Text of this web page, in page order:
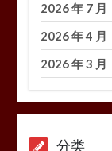
2026 年 7 月
2026 年 4 月
2026 年 3 月
分类